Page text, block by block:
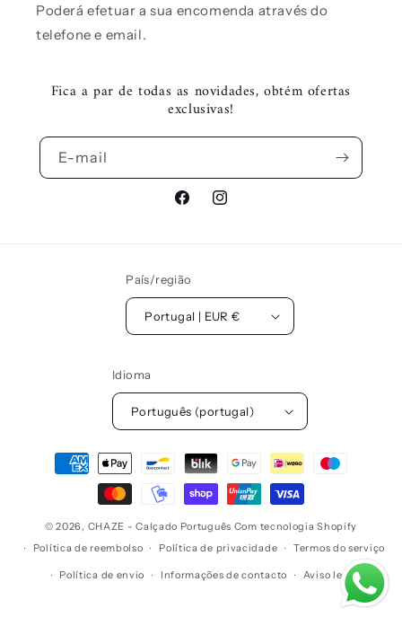
Poderá efetuar a sua encomenda através do
telefone e email.
Fica a par de todas as novidades, obtém ofertas
exclusivas!
E-mail
FacebookInstagram
País/região
Portugal | EUR €
Idioma
Português (portugal)
Métodos
pagamento
© 2026, CHAZE - Calçado Português Com tecnologia Shopify
Política de reembolso
Política de privacidade Termos do serviço
Política de envio Informações de contacto Aviso legal